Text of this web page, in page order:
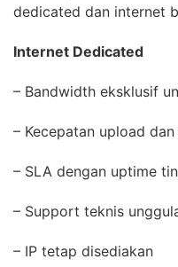
dedicated dan internet
Internet Dedicated
– Bandwidth eksklusif
– Kecepatan upload
– SLA dengan uptime
– Support teknis
– IP tetap disediakan